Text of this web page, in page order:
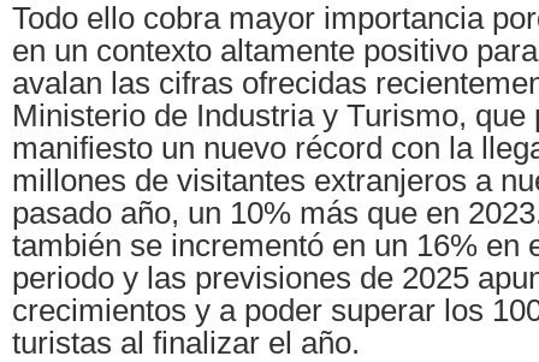
Todo ello cobra mayor importancia
en un contexto altamente positivo
avalan las cifras ofrecidas
Ministerio de Industria y Turismo, que
manifiesto un nuevo récord con la
millones de visitantes extranjeros a
pasado año, un 10% más que en
también se incrementó en un 16% en
periodo y las previsiones de 2025
crecimientos y a poder superar los
turistas al finalizar el año.